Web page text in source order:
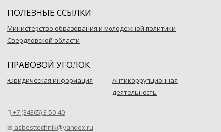
ПОЛЕЗНЫЕ ССЫЛКИ
Министерство образования и молодежной политики
Свердловской области
ПРАВОВОЙ УГОЛОК
Юридическая информация
Антикоррупционная
деятельность
+7 (34365) 3-50-40
asbesttechnik@yandex.ru